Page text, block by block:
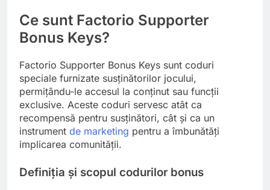
Ce sunt Factorio Supporter
Bonus Keys?
Factorio Supporter Bonus Keys sunt coduri
speciale furnizate susținătorilor jocului,
permițându-le accesul la conținut sau funcții
exclusive. Aceste coduri servesc atât ca
recompensă pentru susținători, cât și ca un
instrument de marketing pentru a îmbunătăți
implicarea comunității.
Definiția și scopul codurilor bonus